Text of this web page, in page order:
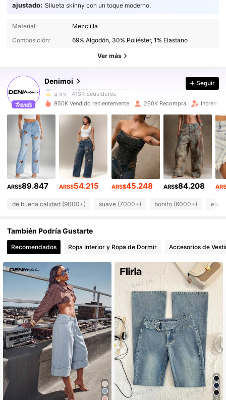
ajustado: Silueta skinny con un toque moderno.
Material:
Mezclilla
Composición:
69% Algodón, 30% Poliéster, 1% Elastano
Ver más
Denimoi
413K Seguidores
4,83 413K Seguidores
4,83 413K Seguidores
413K Seguidores
413K Seguidores
4,83 413K Seguidores
413K Seguidores
4,83 413K Seguidores
4,83
Seguir
950K Vendido recientemente 260K Recompra
ARS$89.847 ARS$54.215 ARS$45.248 ARS$84.208
de buena calidad (9000+) suave (7000+) bonito (6000+)
También Podría Gustarte
Recomendados Ropa Interior y Ropa de Dormir Accesorios de